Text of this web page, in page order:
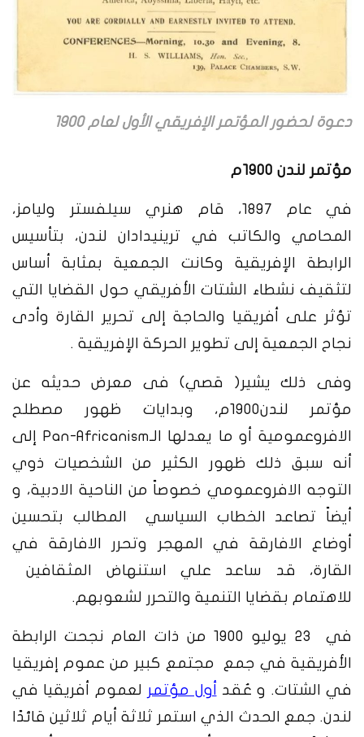
دعوة لحضور المؤتمر الإفريقي الأول لعام 1900
مؤتمر لندن ١٩٠٠م
في عام 1897، قام هنري سيلفستر وليامز،
المحامي والكاتب في ترينيدادان لندن، بتأسيس
الرابطة الإفريقية وكانت الجمعية بمثابة أساس
لتثقيف نشطاء الشتات الأفريقي حول القضايا التي
تؤثر على أفريقيا والحاجة إلى تحرير القارة وأدى
نجاح الجمعية إلى تطوير الحركة الإفريقية .
وفى ذلك يشير( قصي) فى معرض حديثه عن
مؤتمر لندن1900م، وبدايات ظهور مصطلح
الافروعمومية أو ما يعدلها الـPan-Africanism إلى
أنه سبق ذلك ظهور الكثير من الشخصيات ذوي
التوجه الافروعمومي خصوصاً من الناحية الادبية، و
أيضاً تصاعد الخطاب السياسي المطالب بتحسين
أوضاع الافارقة في المهجر وتحرر الافارقة في
القارة، قد ساعد علي استنهاض المثقافين
للاهتمام بقضايا التنمية والتحرر لشعوبهم.
في 23 يوليو 1900 من ذات العام نجحت الرابطة
الأفريقية في جمع مجتمع كبير من عموم إفريقيا
في الشتات. و عُقد أول مؤتمر لعموم أفريقيا في
لندن. جمع الحدث الذي استمر ثلاثة أيام ثلاثين قائدًا